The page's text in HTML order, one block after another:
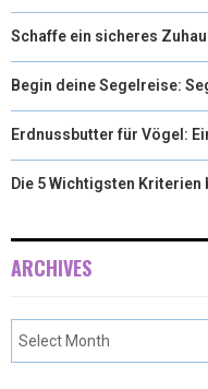
Schaffe ein sicheres
Begin deine Segelreise:
Erdnussbutter für Vögel:
Die 5 Wichtigsten
ARCHIVES